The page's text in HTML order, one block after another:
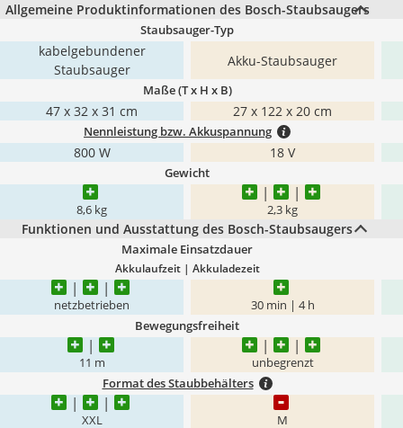
Allgemeine Produktinformationen des Bosch-Staubsaugers
Staubsauger-Typ
kabelgebundener
Staubsauger
Akku-Staubsauger
Maße (T x H x B)
47 x 32 x 31 cm 27 x 122 x 20 cm
Nennleistung bzw. Akkuspannung
800 W 18 V
Gewicht
8,6 kg 2,3 kg
Funktionen und Ausstattung des Bosch-Staubsaugers
Maximale Einsatzdauer
Akkulaufzeit | Akkuladezeit
netzbetrieben 30 min | 4 h
Bewegungsfreiheit
11 m unbegrenzt
Format des Staubbehälters
XXL M